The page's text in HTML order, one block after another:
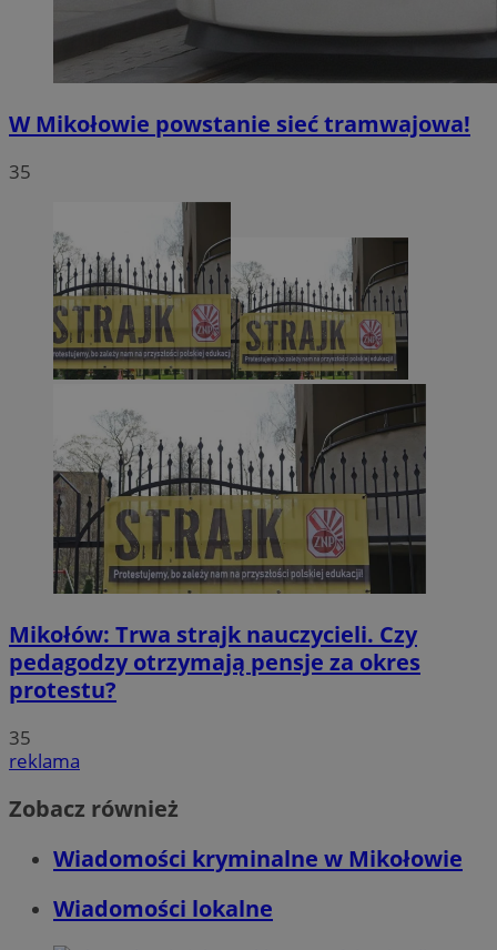
W Mikołowie powstanie sieć tramwajowa!
35
Mikołów: Trwa strajk nauczycieli. Czy
pedagodzy otrzymają pensje za okres
protestu?
35
reklama
Zobacz również
Wiadomości kryminalne w Mikołowie
Wiadomości lokalne